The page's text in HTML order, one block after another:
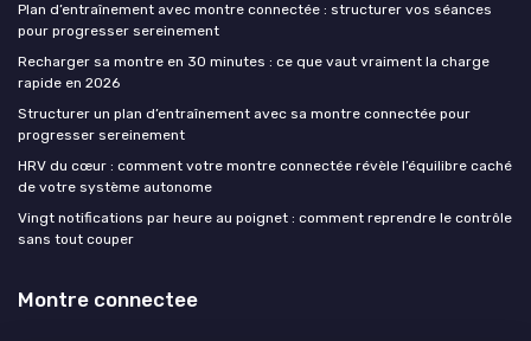
Plan d’entraînement avec montre connectée : structurer vos séances
pour progresser sereinement
Recharger sa montre en 30 minutes : ce que vaut vraiment la charge
rapide en 2026
Structurer un plan d’entraînement avec sa montre connectée pour
progresser sereinement
HRV du cœur : comment votre montre connectée révèle l’équilibre caché
de votre système autonome
Vingt notifications par heure au poignet : comment reprendre le contrôle
sans tout couper
Montre connectee